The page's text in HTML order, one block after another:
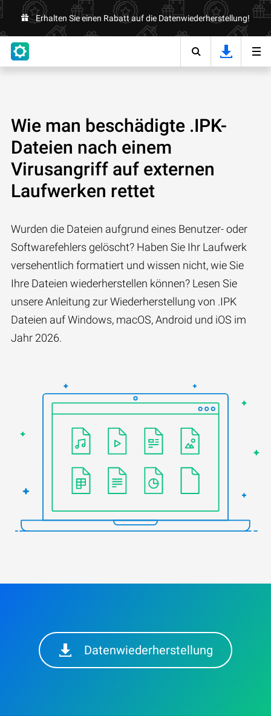
Erhalten Sie einen Rabatt auf die Datenwiederherstellung!
Wie man beschädigte .IPK-
Dateien nach einem
Virusangriff auf externen
Laufwerken rettet
Wurden die Dateien aufgrund eines Benutzer- oder
Softwarefehlers gelöscht? Haben Sie Ihr Laufwerk
versehentlich formatiert und wissen nicht, wie Sie
Ihre Dateien wiederherstellen können? Lesen Sie
unsere Anleitung zur Wiederherstellung von .IPK
Dateien auf Windows, macOS, Android und iOS im
Jahr 2026.
Datenwiederherstellung